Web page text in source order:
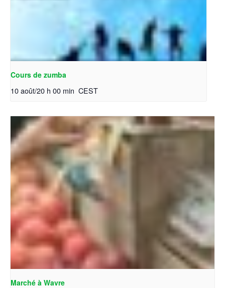
Cours de zumba
10 août/20 h 00 min CEST
Marché à Wavre